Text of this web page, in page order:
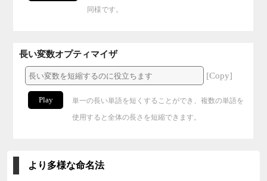
同様です。
長い変数オプティマイザ
[Copy]
Play
単一の長い単語を短くすることができ、複数の単語を
使用すると全体の長さを短縮できます。
より多様な命名法